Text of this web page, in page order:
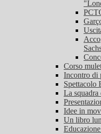
Corso
Incontro di
Spettacolo
La squadra
Idee in
Un libro